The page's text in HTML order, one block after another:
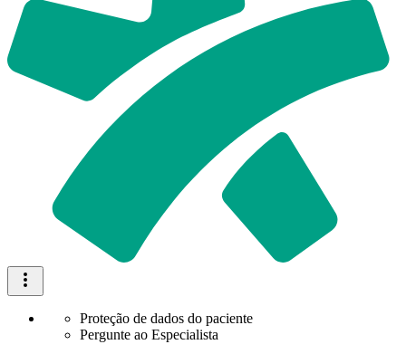
Proteção de dados do paciente
Pergunte ao Especialista